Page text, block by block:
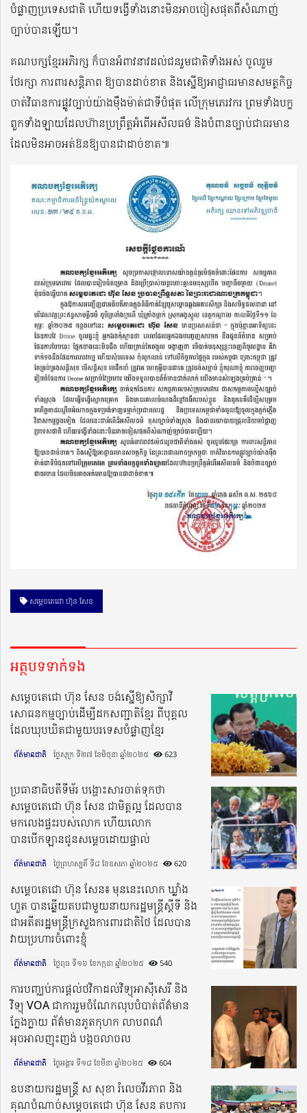
បំផ្លាញប្រទេសជាតិ ហើយទង្វើទាំងនោះមិនអាចចៀសផុតពីសំណាញ់
ច្បាប់បានឡើយ។
គណបក្សខ្មែរអភិរក្ស ក៏បានអំពាវនាវដល់ជនរួមជាតិទាំងអស់ ចូលរួម
ថែរក្សា ការពារសន្តិភាព ឱ្យបានដាច់ខាត និងស្នើឱ្យអាជ្ញាធរមានសមត្ថកិច្ច
ចាត់វិធានការផ្លូវច្បាប់យ៉ាងម៉ឺងម៉ាត់ជាទីបំផុត លើក្រុមភេរវករ ព្រមទាំងបក្ខ
ពួកទាំងឡាយដែលហ៊ានប្រព្រឹត្តអំពើអសីលធម៌ និងបំពានច្បាប់ជាធរមាន
ដែលមិនអាចអត់ឱនឱ្យបានជាដាច់ខាត៕
សម្ដេចតេជោ ហ៊ុន សែន
អត្ថបទទាក់ទង
សម្តេចតេជោ ហ៊ុន សែន ចង់ស្នើឱ្យសិក្សាវិ
សោធនកម្មច្បាប់ដើម្បីដកសញ្ជាតិខ្មែរ ពីបុគ្គល
ដែលឃុបឃិតជាមួយបរទេសបំផ្លាញខ្មែរ
ព័ត៌មានជាតិ ថ្ងៃសុក្រ ទី២៧ ខែមិថុនា ឆ្នាំ២០២៥​ 623
ប្រធានាធិបតីទីម័រ បង្ហោះសារចាត់ទុកថា
សម្ដេចតេជោ ហ៊ុន សែន ជាមិត្តល្អ ដែលបាន
មកលេងផ្ទះរបស់លោក ហើយលោក
បានបើកឡានជូនសម្ដេចដោយផ្ទាល់
ព័ត៌មានជាតិ ថ្ងៃព្រហស្បតិ៍ ទី៨ ខែឧសភា ឆ្នាំ២០២៥​ 620
សម្តេចតេជោ ហ៊ុន សែន៖ មុននេះលោក ឃ្លាំង
ហួត បានឆ្លើយតបជាមួយនាយករដ្ឋមន្ត្រីស្តីទី និង
ជាអតីតរដ្ឋមន្ត្រីក្រសួងការពារជាតិថៃ ដែលបាន
វាយប្រហារចំពោះខ្ញុំ
ព័ត៌មានជាតិ ថ្ងៃពុធ ទី១៦ ខែកក្កដា ឆ្នាំ២០២៥​ 540
ការបញ្ឈប់ការផ្ដល់ថវិកាដល់វិទ្យុអាស៊ីសេរី និង
វិទ្យុ VOA ជាការរួមចំណែកលុបបំបាត់ព័ត៌មាន
ក្លែងក្លាយ ព័ត៌មានភូតកុហក លាបពណ៌
អុចអាលញុះញង់ បង្កចលាចល
ព័ត៌មានជាតិ ថ្ងៃអង្គារ ទី១៨ ខែមីនា ឆ្នាំ២០២៥​ 604
ឧបនាយករដ្ឋមន្ត្រី ស សុខា រំលេចវីរភាព និង
គុណបំណាច់សម្តេចតេជោ ហ៊ុន សែន តបការ